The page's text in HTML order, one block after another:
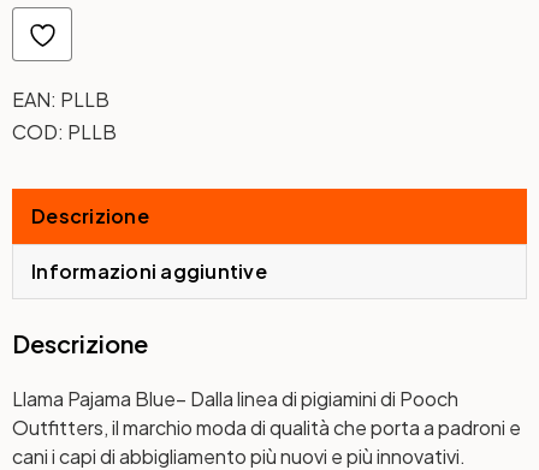
EAN: PLLB
COD: PLLB
Descrizione
Informazioni aggiuntive
Descrizione
Llama Pajama Blue– Dalla linea di pigiamini di Pooch
Outfitters, il marchio moda di qualità che porta a padroni e
cani i capi di abbigliamento più nuovi e più innovativi.